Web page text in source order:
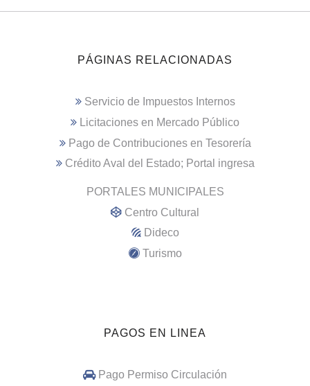
PÁGINAS RELACIONADAS
Servicio de Impuestos Internos
Licitaciones en Mercado Público
Pago de Contribuciones en Tesorería
Crédito Aval del Estado; Portal ingresa
PORTALES MUNICIPALES
Centro Cultural
Dideco
Turismo
PAGOS EN LINEA
Pago Permiso Circulación